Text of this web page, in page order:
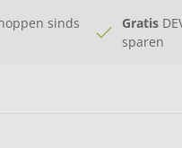
sinds
Gratis
sparen